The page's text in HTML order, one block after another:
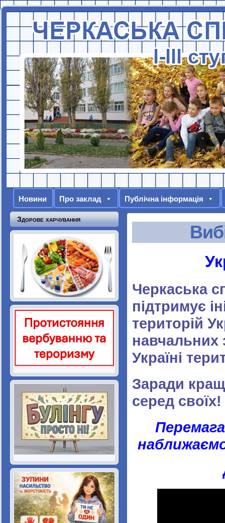
Новини Про заклад Публічна інформація
Здорове харчування
Черкаська
підтримує
територій
навчальних
Україні
Заради
серед своїх!